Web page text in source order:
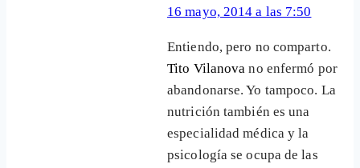
16 mayo, 2014 a las 7:50
Entiendo, pero no comparto.
Tito Vilanova no enfermó por
abandonarse. Yo tampoco. La
nutrición también es una
especialidad médica y la
psicología se ocupa de las